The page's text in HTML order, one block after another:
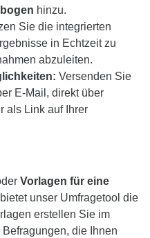
hinzu.
Sie die integrierten
in Echtzeit zu
abzuleiten.
Versenden Sie
E-Mail, direkt über
als Link auf Ihrer
Vorlagen für eine
unser Umfragetool die
erstellen Sie im
die Ihnen